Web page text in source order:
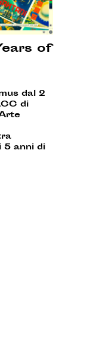
of
dal 2
di
5 anni di